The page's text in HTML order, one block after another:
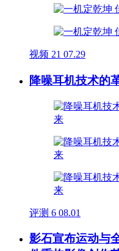
视频 21 07.29
降噪耳机技术的
评测 6 08.01
影石宣布运动与